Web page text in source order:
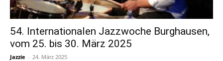
54. Internationalen Jazzwoche Burghausen,
vom 25. bis 30. März 2025
Jazzie - 24. März 2025